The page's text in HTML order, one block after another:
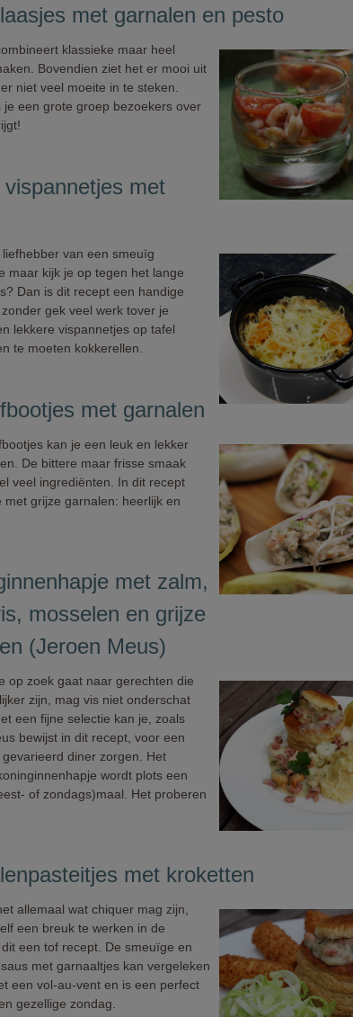
met garnalen en pesto
klassieke maar heel
Bovendien ziet het er mooi uit
niet veel moeite in te steken.
je een grote groep bezoekers over
vispannetjes met
liefhebber van een smeuïg
maar kijk je op tegen het lange
Dan is dit recept een handige
gek veel werk tover je
lekkere vispannetjes op tafel
te moeten kokkerellen.
met garnalen
kan je een leuk en lekker
De bittere maar frisse smaak
veel ingrediënten. In dit recept
met grijze garnalen: heerlijk en
met zalm,
mosselen en grijze
(Jeroen Meus)
op zoek gaat naar gerechten die
zijn, mag vis niet onderschat
een fijne selectie kan je, zoals
bewijst in dit recept, voor een
gevarieerd diner zorgen. Het
wordt plots een
of zondags)maal. Het proberen
met kroketten
allemaal wat chiquer mag zijn,
een breuk te werken in de
een tof recept. De smeuïge en
met garnaaltjes kan vergeleken
een vol-au-vent en is een perfect
gezellige zondag.